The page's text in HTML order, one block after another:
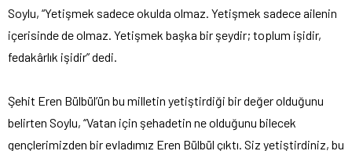
Soylu, “Yetişmek sadece okulda olmaz. Yetişmek sadece ailenin
içerisinde de olmaz. Yetişmek başka bir şeydir; toplum işidir,
fedakârlık işidir” dedi.
Şehit Eren Bülbül’ün bu milletin yetiştirdiği bir değer olduğunu
belirten Soylu, “Vatan için şehadetin ne olduğunu bilecek
gençlerimizden bir evladımız Eren Bülbül çıktı. Siz yetiştirdiniz, bu